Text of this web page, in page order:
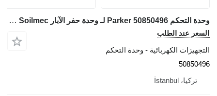
وحدة التحكم Parker 50850496 لـ وحدة حفر الآبار Soilmec من قطع الغيار
السعر عند الطلب
التجهيزات الكهربائية - وحدة التحكم
50850496
تركيا، İstanbul